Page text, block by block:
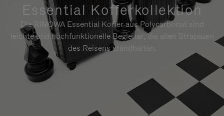
Essential Kofferkollektion
Die RIMOWA Essential Koffer aus Polycarbonat sind
leichte und hochfunktionelle Begleiter, die allen Strapazen
des Reisens standhalten.